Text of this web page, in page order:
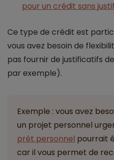
pour un crédit sans
Ce type de crédit est
vous avez besoin de
pas fournir de justificatifs
par exemple).
Exemple : vous avez
un projet personnel
prêt personnel pourrait
car il vous permet de